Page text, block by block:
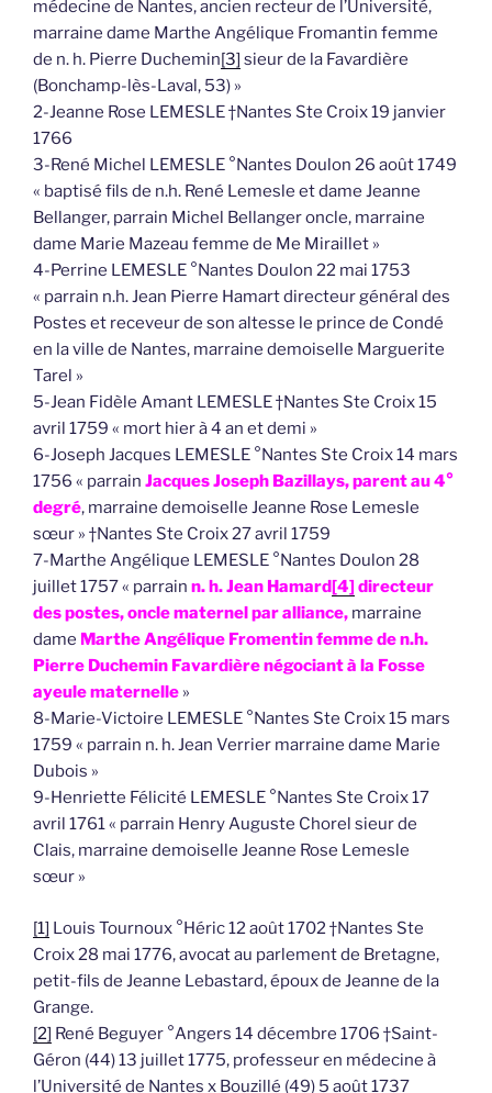
médecine de Nantes, ancien recteur de l’Université,
marraine dame Marthe Angélique Fromantin femme
de n. h. Pierre Duchemin[3] sieur de la Favardière
(Bonchamp-lès-Laval, 53) »
2-Jeanne Rose LEMESLE †Nantes Ste Croix 19 janvier
1766
3-René Michel LEMESLE °Nantes Doulon 26 août 1749
« baptisé fils de n.h. René Lemesle et dame Jeanne
Bellanger, parrain Michel Bellanger oncle, marraine
dame Marie Mazeau femme de Me Miraillet »
4-Perrine LEMESLE °Nantes Doulon 22 mai 1753
« parrain n.h. Jean Pierre Hamart directeur général des
Postes et receveur de son altesse le prince de Condé
en la ville de Nantes, marraine demoiselle Marguerite
Tarel »
5-Jean Fidèle Amant LEMESLE †Nantes Ste Croix 15
avril 1759 « mort hier à 4 an et demi »
6-Joseph Jacques LEMESLE °Nantes Ste Croix 14 mars
1756 « parrain Jacques Joseph Bazillays, parent au 4°
degré, marraine demoiselle Jeanne Rose Lemesle
sœur » †Nantes Ste Croix 27 avril 1759
7-Marthe Angélique LEMESLE °Nantes Doulon 28
juillet 1757 « parrain n. h. Jean Hamard[4] directeur
des postes, oncle maternel par alliance, marraine
dame Marthe Angélique Fromentin femme de n.h.
Pierre Duchemin Favardière négociant à la Fosse
ayeule maternelle »
8-Marie-Victoire LEMESLE °Nantes Ste Croix 15 mars
1759 « parrain n. h. Jean Verrier marraine dame Marie
Dubois »
9-Henriette Félicité LEMESLE °Nantes Ste Croix 17
avril 1761 « parrain Henry Auguste Chorel sieur de
Clais, marraine demoiselle Jeanne Rose Lemesle
sœur »
[1] Louis Tournoux °Héric 12 août 1702 †Nantes Ste
Croix 28 mai 1776, avocat au parlement de Bretagne,
petit-fils de Jeanne Lebastard, époux de Jeanne de la
Grange.
[2] René Beguyer °Angers 14 décembre 1706 †Saint-
Géron (44) 13 juillet 1775, professeur en médecine à
l’Université de Nantes x Bouzillé (49) 5 août 1737